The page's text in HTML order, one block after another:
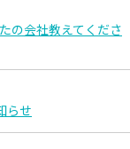
の会社教えてくださ
らせ